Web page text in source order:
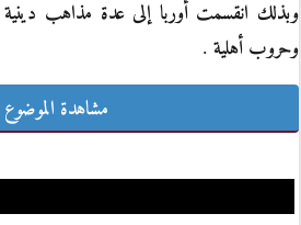
وبذلك انقسمت أوربا إلى عدة مذاهب
وحروب أهلية .
مشاهدة الموضوع